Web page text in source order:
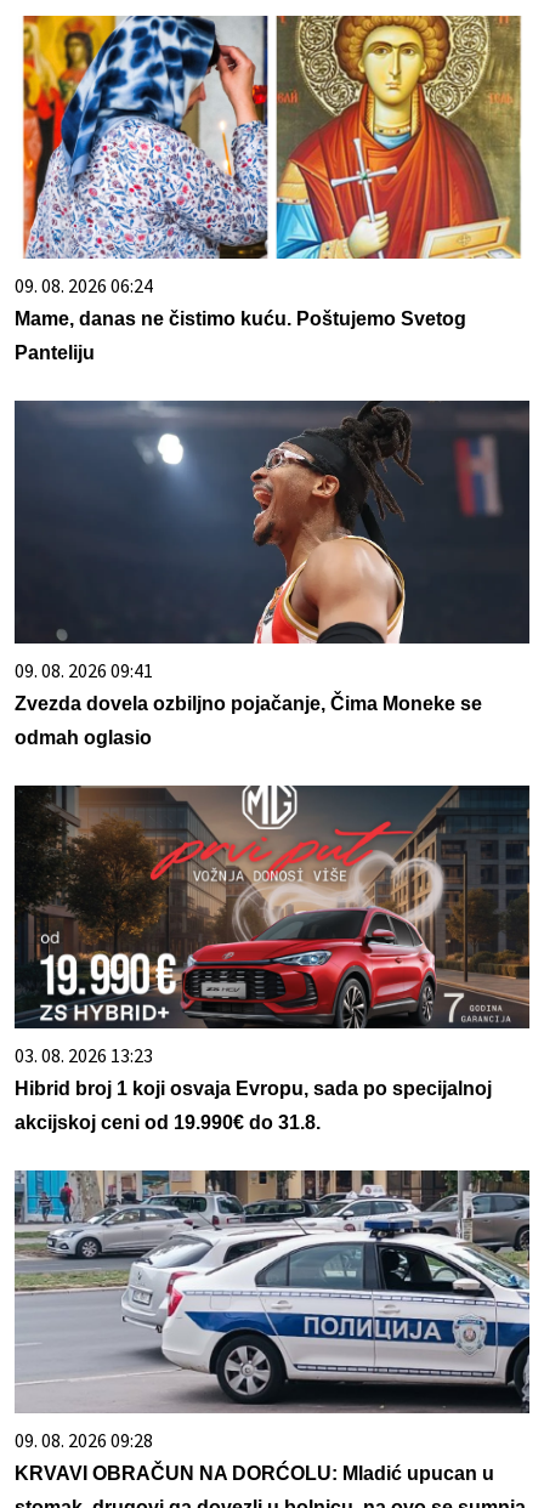
09. 08. 2026 06:24
Mame, danas ne čistimo kuću. Poštujemo Svetog
Panteliju
09. 08. 2026 09:41
Zvezda dovela ozbiljno pojačanje, Čima Moneke se
odmah oglasio
03. 08. 2026 13:23
Hibrid broj 1 koji osvaja Evropu, sada po specijalnoj
akcijskoj ceni od 19.990€ do 31.8.
09. 08. 2026 09:28
KRVAVI OBRAČUN NA DORĆOLU: Mladić upucan u